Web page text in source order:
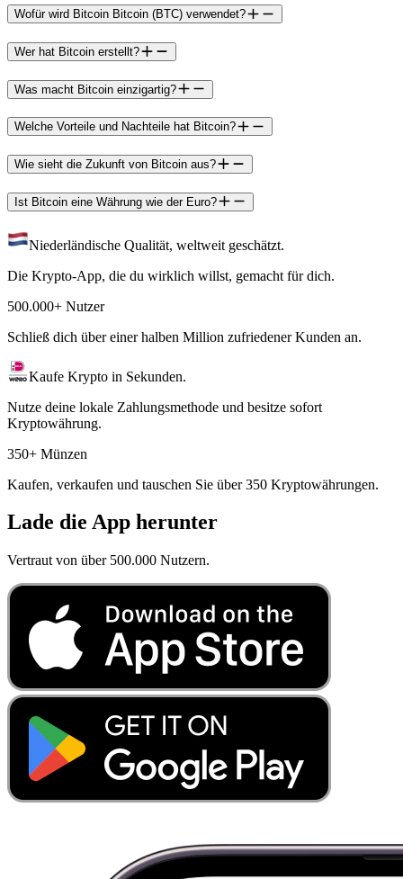
Wofür wird Bitcoin Bitcoin (BTC) verwendet?
Wer hat Bitcoin erstellt?
Was macht Bitcoin einzigartig?
Welche Vorteile und Nachteile hat Bitcoin?
Wie sieht die Zukunft von Bitcoin aus?
Ist Bitcoin eine Währung wie der Euro?
Niederländische Qualität, weltweit geschätzt.
Die Krypto-App, die du wirklich willst, gemacht für dich.
500.000+ Nutzer
Schließ dich über einer halben Million zufriedener Kunden an.
Kaufe Krypto in Sekunden.
Nutze deine lokale Zahlungsmethode und besitze sofort
Kryptowährung.
350+ Münzen
Kaufen, verkaufen und tauschen Sie über 350 Kryptowährungen.
Lade die App herunter
Vertraut von über 500.000 Nutzern.